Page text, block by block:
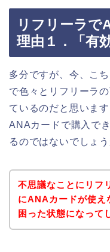
リフリーラで
理由１．「有
多分ですが、今、こ
で色々とリフリーラ
ているのだと思いま
ANAカードで購入で
るのではないでしょ
不思議なことにリフ
にANAカードが使え
困った状態になって